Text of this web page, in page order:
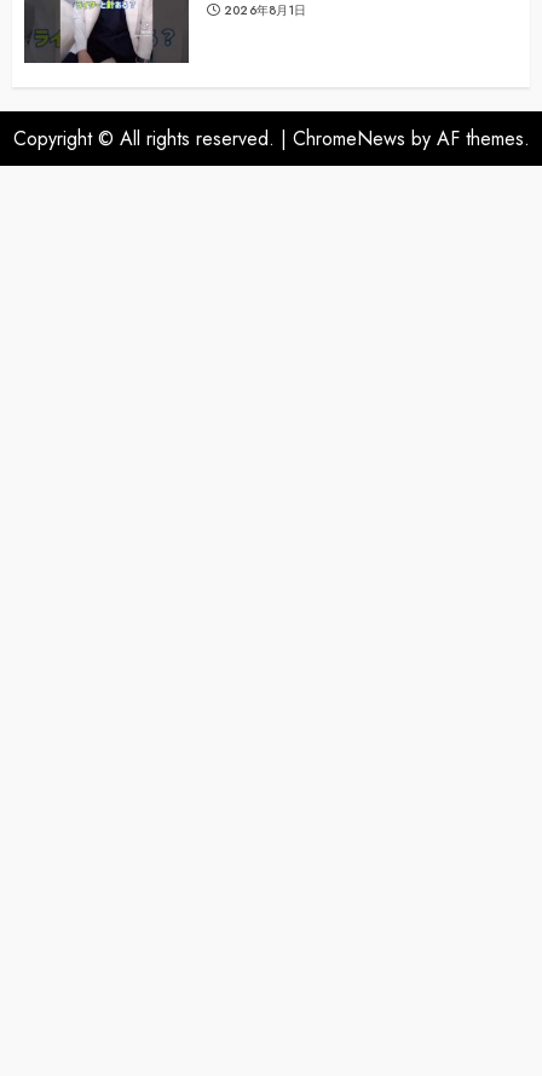
2026年8月1日
Copyright © All rights reserved. | ChromeNews by AF themes.